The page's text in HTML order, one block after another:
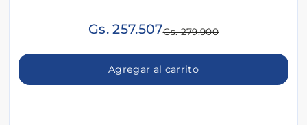
Gs. 257.507Gs. 279.900
Agregar al carrito